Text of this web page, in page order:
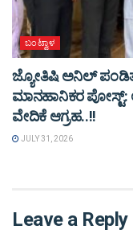
ಬಂಟ್ವಾಳ
ಜ್ಯೋತಿಷಿ ಅನಿಲ್ ಪಂಡಿತ್
ಮಾನಹಾನಿಕರ
ವೇದಿಕೆ ಆಗ್ರಹ..!!
JULY 31, 2026
Leave a Reply